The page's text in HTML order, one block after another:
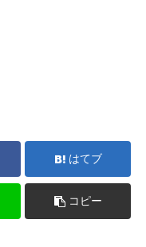
はてブ
コピー